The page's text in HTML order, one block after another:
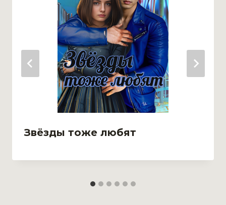
Звёзды тоже любят